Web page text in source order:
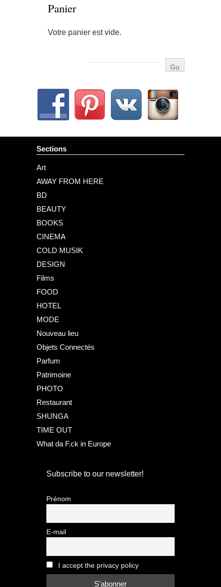
Panier
Votre panier est vide.
Sections
Art
AWAY FROM HERE
BD
BEAUTY
BOOKS
CINEMA
COLD MUSIK
DESIGN
Films
FOOD
HOTEL
MODE
Nouveau lieu
Objets Connectés
Parfum
Patrimoine
PHOTO
Restaurant
SHUNGA
TIME OUT
What da F.ck in Europe
Subscribe to our newsletter!
Prénom
E-mail
I accept the privacy policy